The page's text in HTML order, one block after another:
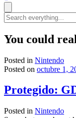
Search
everything...
You could
Posted in Nintendo
Posted on octubre 1,
Protegido:
Posted in Nintendo